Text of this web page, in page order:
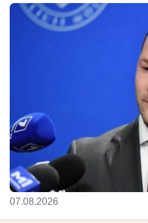
07.08.2026